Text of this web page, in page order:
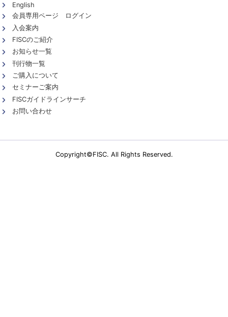
English
会員専用ページ ログイン
入会案内
FISCのご紹介
お知らせ一覧
刊行物一覧
ご購入について
セミナーご案内
FISCガイドラインサーチ
お問い合わせ
Copyright©FISC. All Rights Reserved.